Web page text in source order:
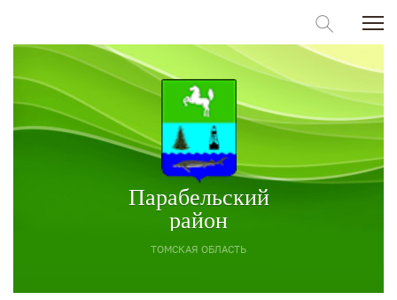
Парабельский
район
ТОМСКАЯ ОБЛАСТЬ